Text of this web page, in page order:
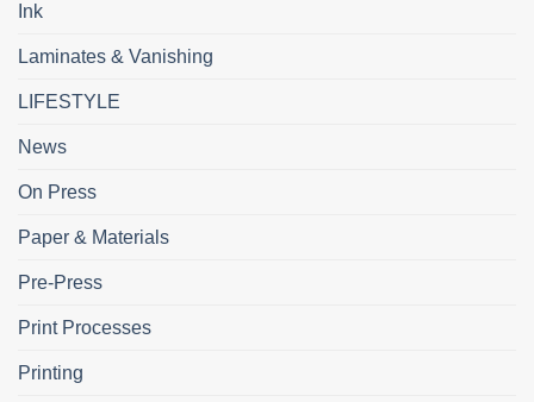
Ink
Laminates & Vanishing
LIFESTYLE
News
On Press
Paper & Materials
Pre-Press
Print Processes
Printing